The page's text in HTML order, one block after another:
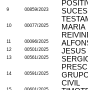
9 00859/2023
10 00077/2025
11 00096/2025
12 00501/2025 JESUS
13 00561/2025
14 00591/2025
CIVIL